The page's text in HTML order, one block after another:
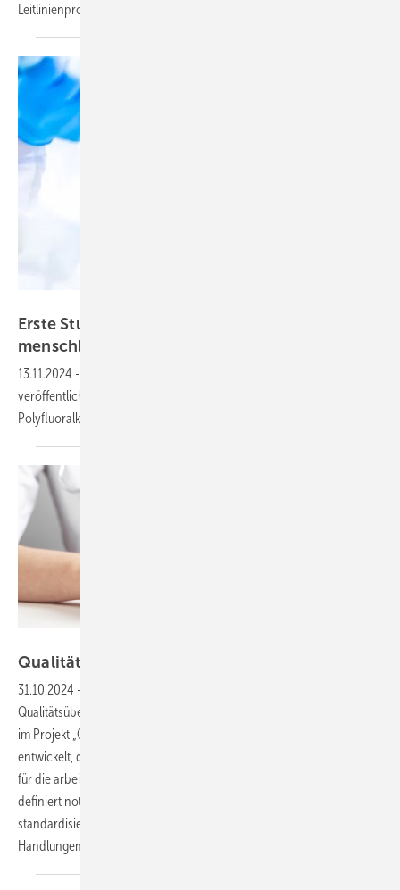
Leitlinienprogramms Onkologie veröffentlicht
Erste Studie zu Verweilzeit von PFAS im
menschlichen
13.11.2024 -
veröffentlicht eine Studie zur Verweildauer von 15 Per- und
Polyfluoralkylsubstanzen (PFAS) im menschlichen
Qualitätssicherung in der
31.10.2024 -
Qualitätsüberprüfung für niedergelassene Ärztinnen und Ärzte wurde
im Projekt „Qualitätssicherung in der Arbeitsmedizin“ ein Fragebogen
entwickelt, der als Instrument für eine freiwillige Qualitätsüberprüfung
für die arbeitsmedizinische Betreuung dienen soll. Der Fragebogen
definiert notwendige Struktur- und Prozess­voraussetzungen sowie
standardisierte Vorgehensweisen für arbeitsmedizinische
Handlungen.